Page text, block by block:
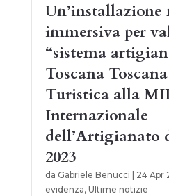
immersiva per
“sistema
Toscana
Turistica alla
Internazionale
dell’Artigianato
2023
da Gabriele Benucci 24 Apr
evidenza, Ultime notizie